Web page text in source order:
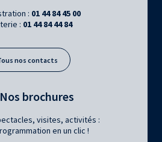
: 01 44 84 45 00
: 01 44 84 44 84
nos contacts
Nos brochures
visites, activités :
en un clic !